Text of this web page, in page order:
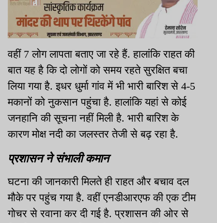
वहीं 7 लोग लापता बताए जा रहे हैं. हालांकि राहत की
बात यह है कि दो लोगों को समय रहते सुरक्षित बचा
लिया गया है. इधर धुर्मा गांव में भी भारी बारिश से 4-5
मकानों को नुकसान पहुंचा है. हालांकि यहां से कोई
जनहानि की सूचना नहीं मिली है. भारी बारिश के
कारण मोक्ष नदी का जलस्तर तेजी से बढ़ रहा है.
प्रशासन ने संभाली कमान
घटना की जानकारी मिलते ही राहत और बचाव दल
मौके पर पहुंच गया है. वहीं एनडीआरएफ की एक टीम
गोचर से रवाना कर दी गई है. प्रशासन की ओर से